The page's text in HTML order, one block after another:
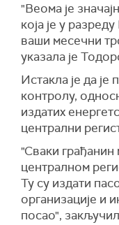
"Веома је
која је у
ваши месечни
указала је
Истакла је да је
контролу,
издатих
централни
"Сваки
централном
Ту су издати
организације и
посао",